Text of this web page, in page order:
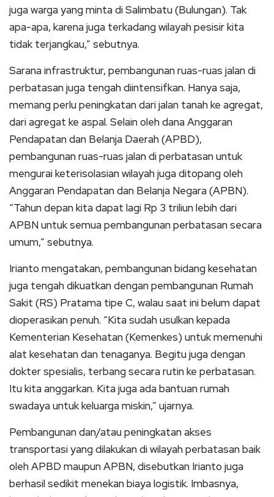
juga warga yang minta di Salimbatu (Bulungan). Tak
apa-apa, karena juga terkadang wilayah pesisir kita
tidak terjangkau,” sebutnya.
Sarana infrastruktur, pembangunan ruas-ruas jalan di
perbatasan juga tengah diintensifkan. Hanya saja,
memang perlu peningkatan dari jalan tanah ke agregat,
dari agregat ke aspal. Selain oleh dana Anggaran
Pendapatan dan Belanja Daerah (APBD),
pembangunan ruas-ruas jalan di perbatasan untuk
mengurai keterisolasian wilayah juga ditopang oleh
Anggaran Pendapatan dan Belanja Negara (APBN).
“Tahun depan kita dapat lagi Rp 3 triliun lebih dari
APBN untuk semua pembangunan perbatasan secara
umum,” sebutnya.
Irianto mengatakan, pembangunan bidang kesehatan
juga tengah dikuatkan dengan pembangunan Rumah
Sakit (RS) Pratama tipe C, walau saat ini belum dapat
dioperasikan penuh. “Kita sudah usulkan kepada
Kementerian Kesehatan (Kemenkes) untuk memenuhi
alat kesehatan dan tenaganya. Begitu juga dengan
dokter spesialis, terbang secara rutin ke perbatasan.
Itu kita anggarkan. Kita juga ada bantuan rumah
swadaya untuk keluarga miskin,” ujarnya.
Pembangunan dan/atau peningkatan akses
transportasi yang dilakukan di wilayah perbatasan baik
oleh APBD maupun APBN, disebutkan Irianto juga
berhasil sedikit menekan biaya logistik. Imbasnya,